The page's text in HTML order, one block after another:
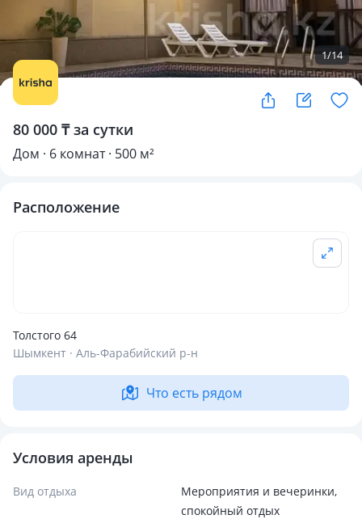
1/14
80 000 ₸ за сутки
Дом · 6 комнат · 500 м²
Расположение
Толстого 64
Шымкент · Аль-Фарабийский р-н
Что есть рядом
Условия аренды
Вид отдыха
Мероприятия и вечеринки,
спокойный отдых